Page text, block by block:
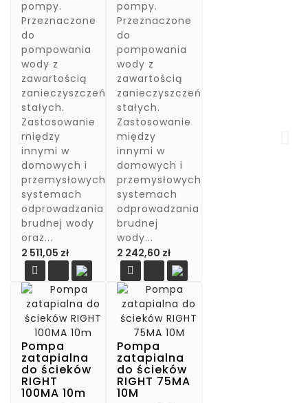
do rur PE 32,
dodatkowe
wzmocnienie
dla rur
polietylenowych.
9,00 złCena
remove
add

użytkowej
AME 200 -Do
zbiorników o
pojemności
od 50l do
400l
-Średnica 3
mm -
dostępne
korki
montażowe
1/2 cala lub
3/4 cala lub
z redukcją...
372,84 złCena
remove
add
ochrony
Twojej
pompy. EAN:
5904172881007
294,22 zł
367,77 zł Cena
Cena
remove
add

pompy.
Przeznaczone
do
pompowania
wody z
zawartością
zanieczyszczeń
stałych.
Zastosowanie
między
innymi w
domowych i
przemysłowych
systemach
odprowadzania
brudnej wody
oraz...
2 511,05 złCena

Pompa
zatapialna
do ścieków
RIGHT
100MA 10m
pompy.
Przeznaczone
do
pompowania
wody z
zawartością
zanieczyszczeń
stałych.
Zastosowanie
między
innymi w
domowych i
przemysłowych
systemach
odprowadzania
brudnej
wody...
2 242,60 złCena

Pompa
zatapialna
do ścieków
RIGHT 75MA
10M